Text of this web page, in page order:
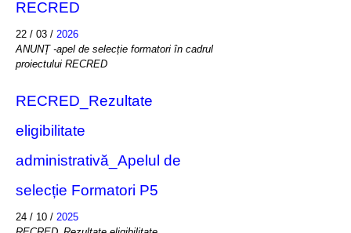
RECRED
22 / 03 / 2026
ANUNȚ -apel de selecție formatori în cadrul
proiectului RECRED
RECRED_Rezultate
eligibilitate
administrativă_Apelul de
selecție Formatori P5
24 / 10 / 2025